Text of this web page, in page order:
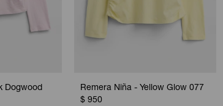
Dogwood
Remera Niña - Yellow Glow 077
$ 950